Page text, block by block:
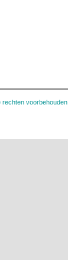
rechten